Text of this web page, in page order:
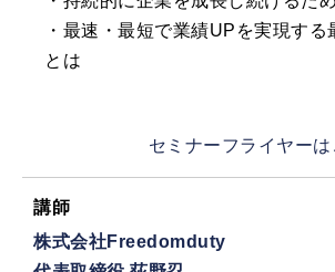
・最速・最短で業績UPを実現する
とは
セミナーフライヤーは
講師
株式会社Freedomduty